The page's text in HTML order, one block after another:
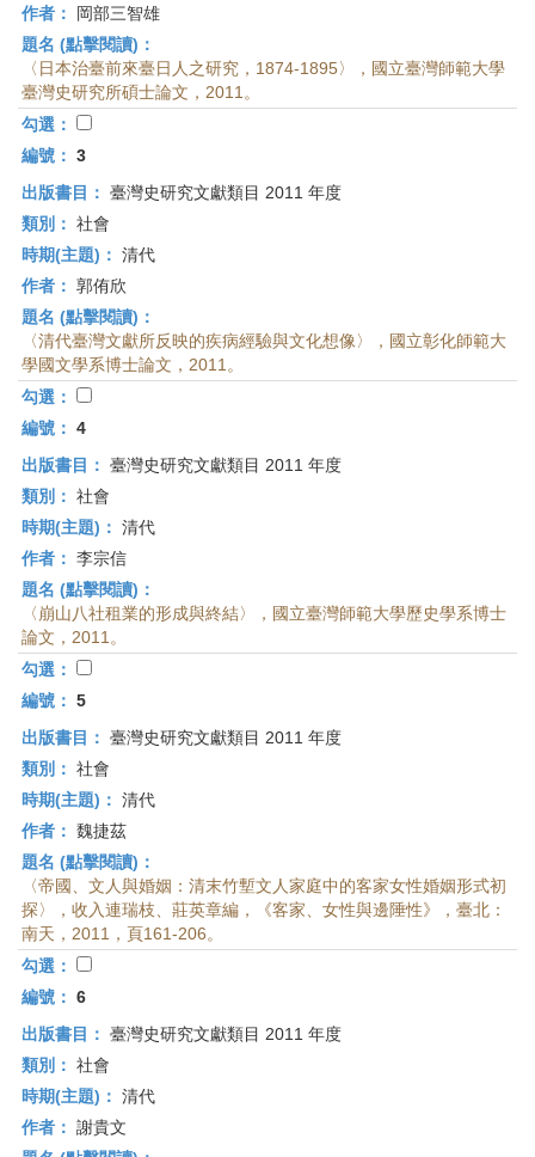
作者：
岡部三智雄
題名 (點擊閱讀)：
〈日本治臺前來臺日人之研究，1874-1895〉，國立臺灣師範大學
臺灣史研究所碩士論文，2011。
勾選：
編號： 3
出版書目： 臺灣史研究文獻類目 2011 年度
類別： 社會
時期(主題)： 清代
作者： 郭侑欣
題名 (點擊閱讀)：
〈清代臺灣文獻所反映的疾病經驗與文化想像〉，國立彰化師範大
學國文學系博士論文，2011。
勾選：
編號： 4
出版書目： 臺灣史研究文獻類目 2011 年度
類別： 社會
時期(主題)： 清代
作者： 李宗信
題名 (點擊閱讀)：
〈崩山八社租業的形成與終結〉，國立臺灣師範大學歷史學系博士
論文，2011。
勾選：
編號： 5
出版書目： 臺灣史研究文獻類目 2011 年度
類別： 社會
時期(主題)： 清代
作者： 魏捷茲
題名 (點擊閱讀)：
〈帝國、文人與婚姻：清末竹塹文人家庭中的客家女性婚姻形式初
探〉，收入連瑞枝、莊英章編，《客家、女性與邊陲性》，臺北：
南天，2011，頁161-206。
勾選：
編號： 6
出版書目： 臺灣史研究文獻類目 2011 年度
類別： 社會
時期(主題)： 清代
作者： 謝貴文